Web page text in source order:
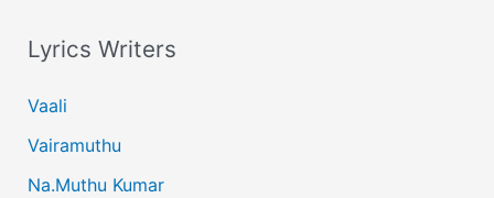
Lyrics Writers
Vaali
Vairamuthu
Na.Muthu Kumar